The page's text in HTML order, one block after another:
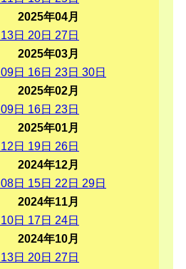
2025年04月
13日 20日 27日
2025年03月
09日 16日 23日 30日
2025年02月
09日 16日 23日
2025年01月
12 日 19日 26日
2024年12月
08日 15日 22 日 29日
2024年11月
10日 17日 24日
2024年10月
13日 20日 27日